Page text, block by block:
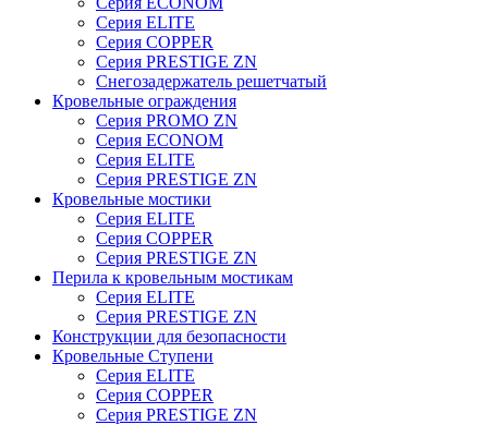
Серия ELITE
Серия COPPER
Серия PRESTIGE ZN
Снегозадержатель решетчатый
Кровельные ограждения
Серия PROMO ZN
Серия ECONOM
Серия ELITE
Серия PRESTIGE ZN
Кровельные мостики
Серия ELITE
Серия COPPER
Серия PRESTIGE ZN
Перила к кровельным мостикам
Серия ELITE
Серия PRESTIGE ZN
Конструкции для безопасности
Кровельные Ступени
Серия ELITE
Серия COPPER
Серия PRESTIGE ZN